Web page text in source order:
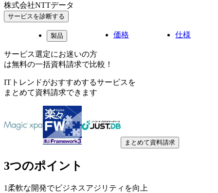
株式会社NTTデータ
サービスを診断する
製品 価格 仕様
サービス選定にお迷いの方
は無料の一括資料請求で比較！
ITトレンドがおすすめするサービスを
まとめて資料請求できます
まとめて資料請求
3つのポイント
1柔軟な開発でビジネスアジリティを向上